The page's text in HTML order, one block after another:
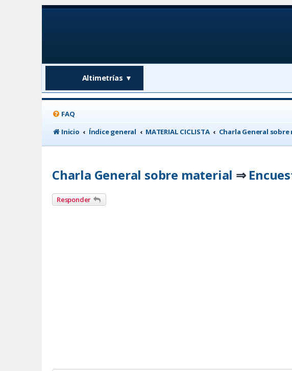
Altimetrías ▼
FAQ
Inicio
Índice general MATERIAL CICLISTA Charla General
Charla General sobre material ⇒
Responder